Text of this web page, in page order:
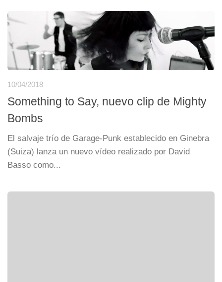
10/04/2018
Something to Say, nuevo clip de Mighty
Bombs
El salvaje trío de Garage-Punk establecido en Ginebra
(Suiza) lanza un nuevo vídeo realizado por David
Basso como...